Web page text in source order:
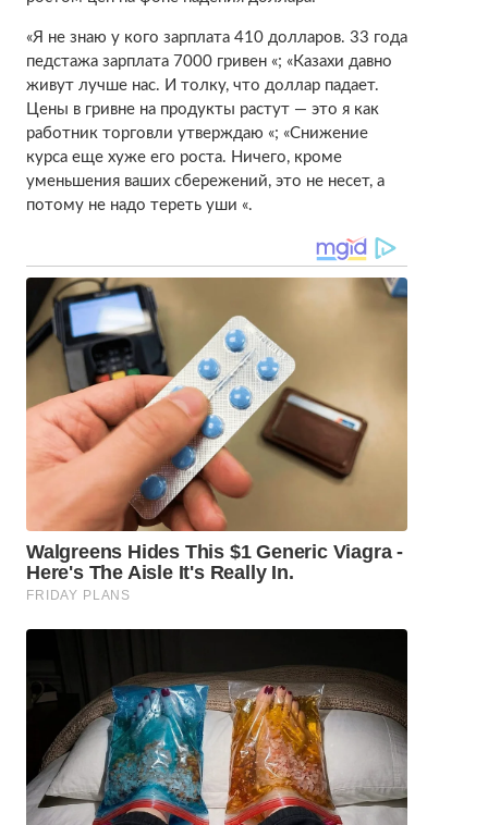
«Я не знаю у кого зарплата 410 долларов. 33 года
педстажа зарплата 7000 гривен «; «Казахи давно
живут лучше нас. И толку, что доллар падает.
Цены в гривне на продукты растут — это я как
работник торговли утверждаю «; «Снижение
курса еще хуже его роста. Ничего, кроме
уменьшения ваших сбережений, это не несет, а
потому не надо тереть уши «.